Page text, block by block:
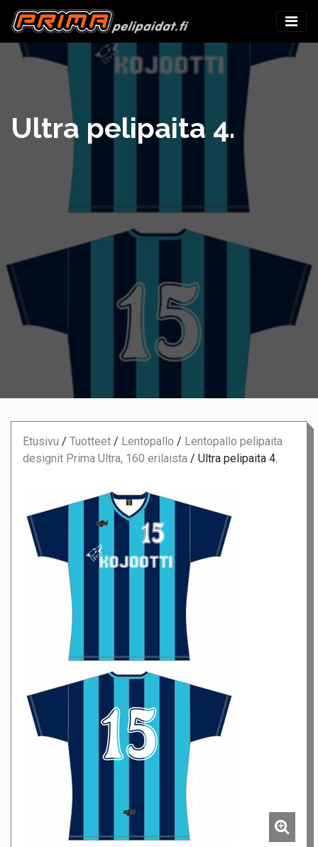
Ultra pelipaita 4.
Etusivu / Tuotteet / Lentopallo / Lentopallo pelipaita
designit Prima Ultra, 160 erilaista / Ultra pelipaita 4.